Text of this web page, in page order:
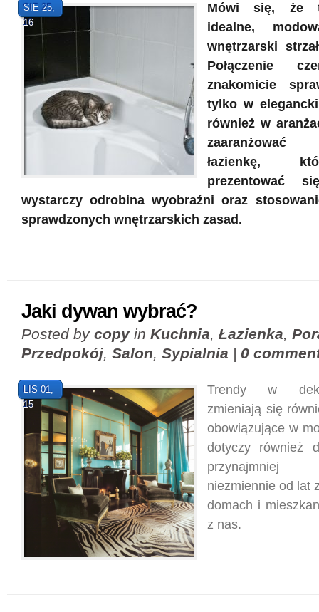
SIE 25,
16
Mówi się, że
idealne,
wnętrzarski
Połączenie
znakomicie
tylko w
również w
zaaranżować
łazienkę,
prezentować
wystarczy odrobina wyobraźni oraz
sprawdzonych wnętrzarskich zasad.
Jaki dywan wybrać?
Posted by copyin Kuchnia, Łazienka,
Przedpokój, Salon, Sypialnia | 0
LIS 01,
15
Trendy w
zmieniają się
obowiązujące w
dotyczy również
przynajmniej
niezmiennie od lat
domach i
z nas.